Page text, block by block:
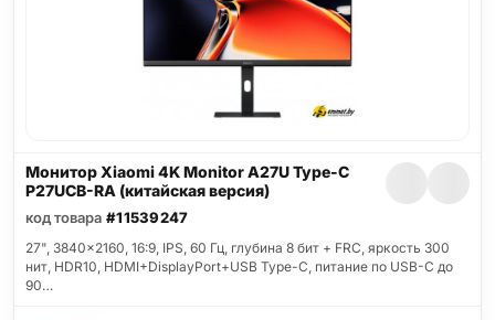
Монитор Xiaomi 4K Monitor A27U Type-C
P27UCB-RA (китайская версия)
код товара #11539247
27", 3840x2160, 16:9, IPS, 60 Гц, глубина 8 бит + FRC, яркость 300
нит, HDR10, HDMI+DisplayPort+USB Type-C, питание по USB-C до
90…